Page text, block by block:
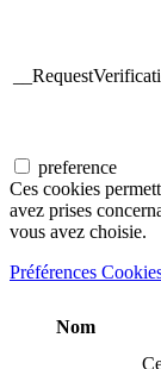
preference
Ces cookies
avez prises
vous avez choisie.
Préférences
Nom